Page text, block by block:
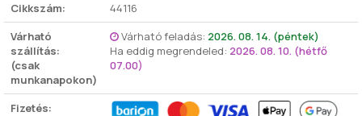
Cikkszám:
44116
Várható
szállítás:
(csak
munkanapokon)
Várható feladás: 2026. 08. 14. (péntek)
Ha eddig megrendeled: 2026. 08. 10. (hétfő
07.00)
Fizetés: